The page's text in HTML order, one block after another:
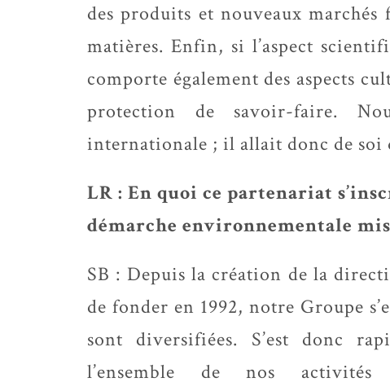
des produits et nouveaux
matières. Enfin, si l’aspect
comporte également des aspects
protection de savoir-faire.
internationale ; il allait donc de soi
LR : En quoi ce partenariat
démarche environnementale
SB : Depuis la création de la
de fonder en 1992, notre Groupe
sont diversifiées. S’est donc
l’ensemble de nos